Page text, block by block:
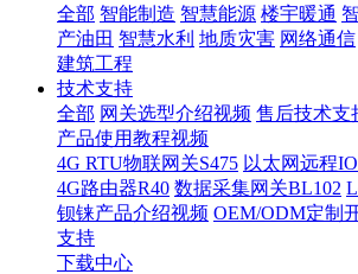
全部 智能制造 智慧能源 楼宇暖通
产油田 智慧水利 地质灾害 网络通信
建筑工程
技术支持
全部 网关选型介绍视频 售后技术支
产品使用教程视频
4G RTU物联网关S475 以太网远程
4G路由器R40 数据采集网关BL102
钡铼产品介绍视频 OEM/ODM定制
支持
下载中心